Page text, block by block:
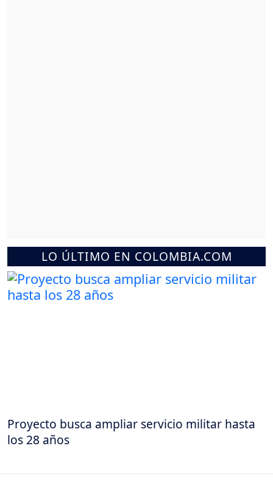
LO ÚLTIMO EN COLOMBIA.COM
Proyecto busca ampliar servicio militar hasta
los 28 años